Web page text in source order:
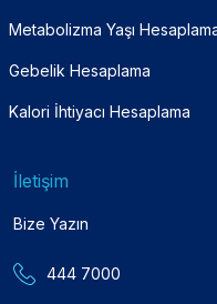
Metabolizma Yaşı
Gebelik Hesaplama
Kalori İhtiyacı Hesaplama
İletişim
Bize Yazın
444 7000